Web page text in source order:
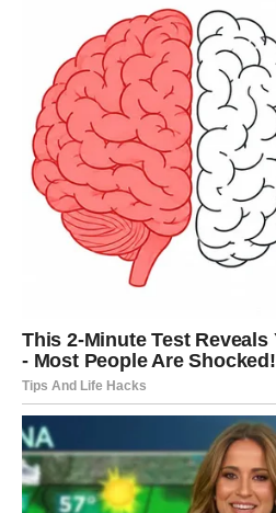
donosi ugodan miris u vaš dom!
ispunjavanje dva zadatka jednim
Koristite kore citrusa na
odvratili muhe i komarce. Uradi
s bijelim octom.
To je najučinkovitije sredstvo
neophodan je u borbi protiv
djeluje kao vrlo učinkovit
muhe! Pridržavajte se uputa za
Dodajte bijeli ocat u čašu.
vrata kako biste blokirali ulazne
vidjeti odmah!
Lavanda
Lavanda djeluje kao snažno